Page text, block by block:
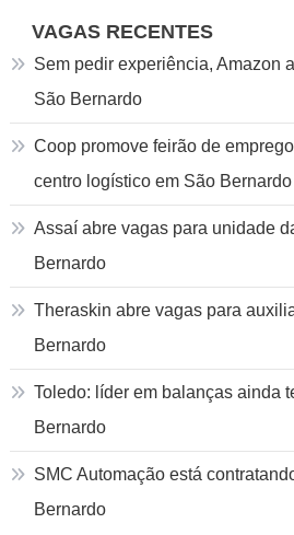
VAGAS RECENTES
Sem pedir experiência, Amazon
São Bernardo
Coop promove feirão de
centro logístico em São Bernardo
Assaí abre vagas para unidade
Bernardo
Theraskin abre vagas para
Bernardo
Toledo: líder em balanças ainda
Bernardo
SMC Automação está
Bernardo